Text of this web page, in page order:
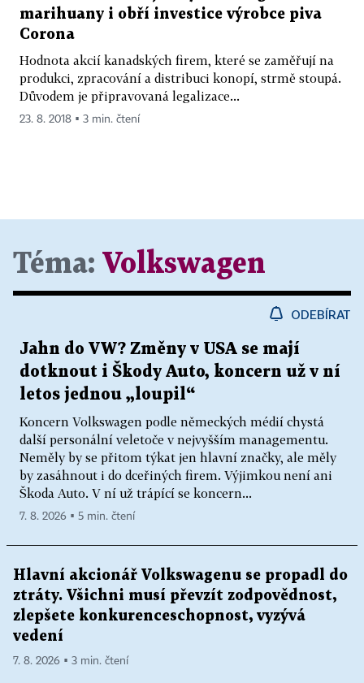
marihuany i obří investice výrobce piva
Corona
Hodnota akcií kanadských firem, které se zaměřují na
produkci, zpracování a distribuci konopí, strmě stoupá.
Důvodem je připravovaná legalizace...
23. 8. 2018 ▪ 3 min. čtení
Téma: Volkswagen
ODEBÍRAT
Jahn do VW? Změny v USA se mají
dotknout i Škody Auto, koncern už v ní
letos jednou „loupil“
Koncern Volkswagen podle německých médií chystá
další personální veletoče v nejvyšším managementu.
Neměly by se přitom týkat jen hlavní značky, ale měly
by zasáhnout i do dceřiných firem. Výjimkou není ani
Škoda Auto. V ní už trápící se koncern...
7. 8. 2026 ▪ 5 min. čtení
Hlavní akcionář Volkswagenu se propadl do
ztráty. Všichni musí převzít zodpovědnost,
zlepšete konkurenceschopnost, vyzývá
vedení
7. 8. 2026 ▪ 3 min. čtení